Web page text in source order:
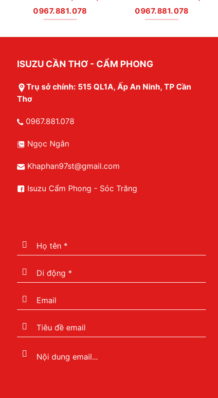
0967.881.078 0967.881.078
ISUZU CẦN THƠ - CẨM PHONG
Trụ sở chính: 515 QL1A, Ấp An Ninh, TP Cần
Thơ
0967.881.078
Ngọc Ngân
Khaphan97st@gmail.com
Isuzu Cẩm Phong - Sóc Trăng